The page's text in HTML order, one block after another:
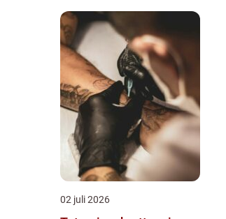
02 juli 2026